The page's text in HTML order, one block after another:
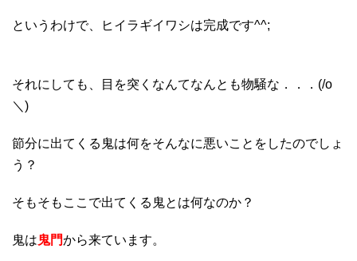
というわけで、ヒイラギイワシは完成です^^;
それにしても、目を突くなんてなんとも物騒な．．．(/o
＼)
節分に出てくる鬼は何をそんなに悪いことをしたのでしょ
う？
そもそもここで出てくる鬼とは何なのか？
鬼は鬼門から来ています。